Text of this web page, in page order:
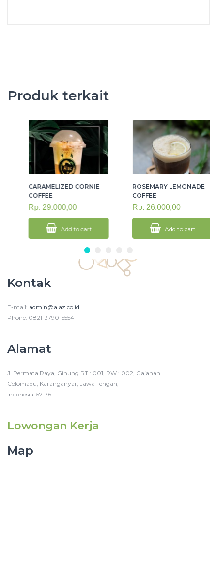
Produk terkait
CARAMELIZED CORNIE
COFFEE
Rp. 29.000,00
Add to cart
ROSEMARY LEMONADE
COFFEE
Rp. 26.000,00
Add to cart
Kontak
E-mail: admin@alaz.co.id
Phone: 0821-3790-5554
Alamat
Jl Permata Raya, Ginung RT : 001, RW : 002, Gajahan
Colomadu, Karanganyar, Jawa Tengah,
Indonesia. 57176
Lowongan Kerja
Map